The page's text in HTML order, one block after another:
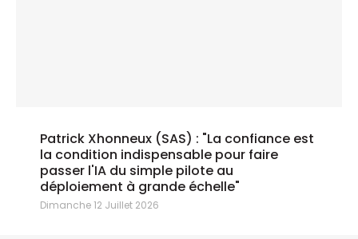
Patrick Xhonneux (SAS) : "La confiance est
la condition indispensable pour faire
passer l'IA du simple pilote au
déploiement à grande échelle"
Dimanche 12 Juillet 2026